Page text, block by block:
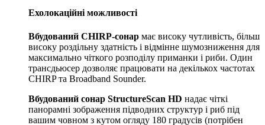
Ехолокаційні можливості
Вбудований CHIRP-сонар має високу чутливість, більш
високу роздільну здатність і відмінне шумозниження для
максимально чіткого розподілу приманки і риби. Один
трансдьюсер дозволяє працювати на декількох частотах
CHIRP та Broadband Sounder.
Вбудований сонар StructureScan HD надає чіткі
панорамні зображення підводних структур і риб під
вашим човном з кутом огляду 180 градусів (потрібен